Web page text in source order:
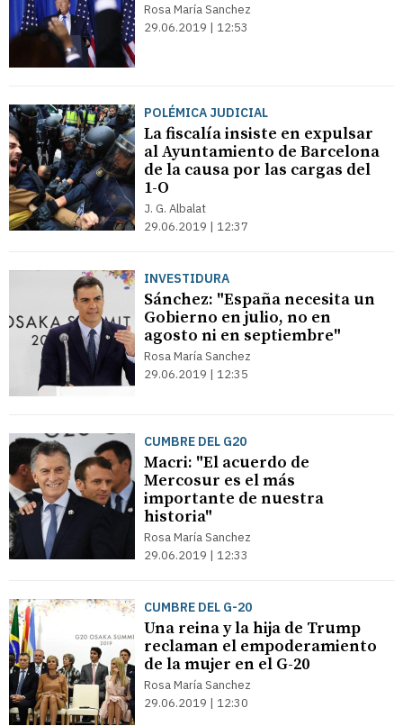
Rosa María Sanchez
29.06.2019 | 12:53
POLÉMICA JUDICIAL
La fiscalía insiste en expulsar
al Ayuntamiento de Barcelona
de la causa por las cargas del
1-O
J. G. Albalat
29.06.2019 | 12:37
INVESTIDURA
Sánchez: "España necesita un
Gobierno en julio, no en
agosto ni en septiembre"
Rosa María Sanchez
29.06.2019 | 12:35
CUMBRE DEL G20
Macri: "El acuerdo de
Mercosur es el más
importante de nuestra
historia"
Rosa María Sanchez
29.06.2019 | 12:33
CUMBRE DEL G-20
Una reina y la hija de Trump
reclaman el empoderamiento
de la mujer en el G-20
Rosa María Sanchez
29.06.2019 | 12:30